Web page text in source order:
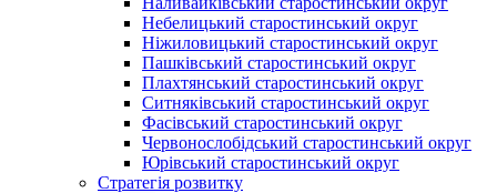
Небелицький старостинський округ
Ніжиловицький старостинський округ
Пашківський старостинський округ
Плахтянський старостинський округ
Ситняківський старостинський округ
Фасівський старостинський округ
Червонослобідський старостинський округ
Юрівський старостинський округ
Стратегія розвитку